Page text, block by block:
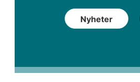
Nyheter